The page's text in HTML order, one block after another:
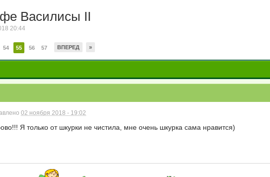
Василисы II
20:44
54 55 56 57 ВПЕРЕД »
02 ноября 2018 - 19:02
Я только от шкурки не чистила, мне очень шкурка сама нравится)